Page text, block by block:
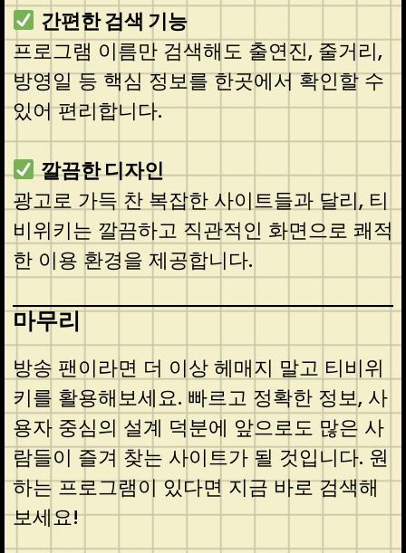
간편한 검색 기능
프로그램 이름만 검색해도 출연진, 줄거리,
방영일 등 핵심 정보를 한곳에서 확인할 수
있어 편리합니다.
깔끔한 디자인
광고로 가득 찬 복잡한 사이트들과 달리, 티
비위키는 깔끔하고 직관적인 화면으로 쾌적
한 이용 환경을 제공합니다.
마무리
방송 팬이라면 더 이상 헤매지 말고 티비위
키를 활용해보세요. 빠르고 정확한 정보, 사
용자 중심의 설계 덕분에 앞으로도 많은 사
람들이 즐겨 찾는 사이트가 될 것입니다. 원
하는 프로그램이 있다면 지금 바로 검색해
보세요!